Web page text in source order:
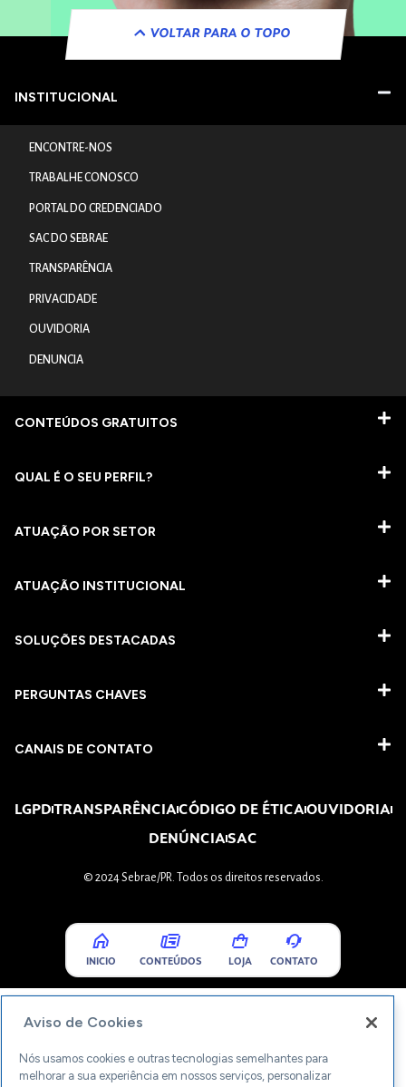
VOLTAR PARA O TOPO
INSTITUCIONAL
ENCONTRE-NOS
TRABALHE CONOSCO
PORTAL DO CREDENCIADO
SAC DO SEBRAE
TRANSPARÊNCIA
PRIVACIDADE
OUVIDORIA
DENUNCIA
CONTEÚDOS GRATUITOS
QUAL É O SEU PERFIL?
ATUAÇÃO POR SETOR
ATUAÇÃO INSTITUCIONAL
SOLUÇÕES DESTACADAS
PERGUNTAS CHAVES​
CANAIS DE CONTATO
LGPDTRANSPARÊNCIACÓDIGO DE ÉTICAOUVIDORIA
DENÚNCIASAC
© 2024 Sebrae/PR. Todos os direitos reservados.
INICIO CONTEÚDOS LOJA CONTATO
Aviso de Cookies
Nós usamos cookies e outras tecnologias semelhantes para
melhorar a sua experiência em nossos serviços, personalizar